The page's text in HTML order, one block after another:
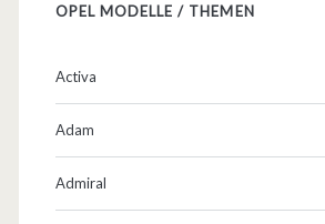
S
n
OPEL MODELLE / THEMEN
Activa
Adam
Admiral